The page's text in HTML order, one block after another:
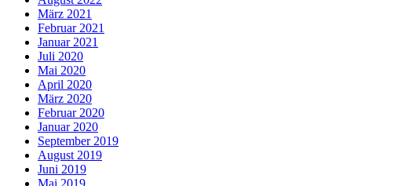
März 2021
Februar 2021
Januar 2021
Juli 2020
Mai 2020
April 2020
März 2020
Februar 2020
Januar 2020
September 2019
August 2019
Juni 2019
Mai 2019